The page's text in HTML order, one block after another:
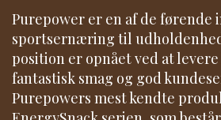
Purepower er en af de førende
sportsernæring til
position er opnået ved at
fantastisk smag og god
Purepowers mest kendte